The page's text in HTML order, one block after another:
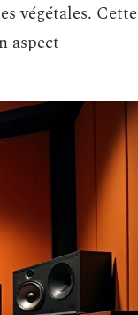
végétales. Cette
aspect